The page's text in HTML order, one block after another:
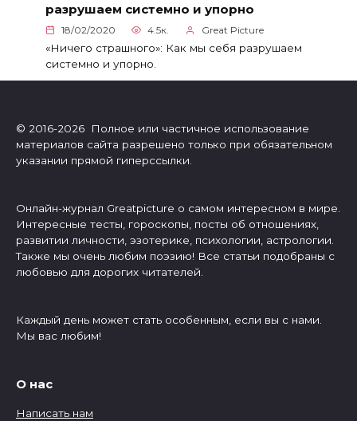
разрушаем системно и упорно
18/02/2020 4.5к. Great Picture
«Ничего страшного»: Как мы себя разрушаем
системно и упорно.
© 2016-2026 Полное или частичное использование
материалов сайта разрешено только при обязательном
указании прямой гиперссылки.
Онлайн-журнал Greatpicture о самом интересном в мире.
Интересные тесты, гороскопы, посты об отношениях,
развитии личности, эзотерике, психологии, астрологии.
Также мы очень любим поэзию! Все статьи подобраны с
любовью для дорогих читателей.
Каждый день может стать особенным, если вы с нами.
Мы вас любим!
О нас
Написать нам